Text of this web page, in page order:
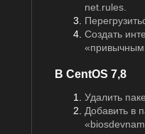
net.rules.
Создать
В CentOS 7,8
Удалить
Добавить в